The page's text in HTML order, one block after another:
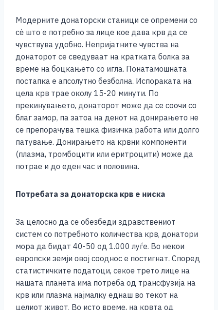
Модерните донаторски станици се опремени со
сè што е потребно за лице кое дава крв да се
чувствува удобно. Непријатните чувства на
донаторот се сведуваат на кратката болка за
време на боцкањето со игла. Понатамошната
постапка е апсолутно безболна. Испораката на
цела крв трае околу 15-20 минути. По
прекинувањето, донаторот може да се соочи со
благ замор, па затоа на денот на донирањето не
се препорачува тешка физичка работа или долго
патување. Донирањето на крвни компоненти
(плазма, тромбоцити или еритроцити) може да
потрае и до еден час и половина.
Потребата за донаторска крв е ниска
За целосно да се обезбеди здравствениот
систем со потребното количества крв, донатори
мора да бидат 40-50 од 1.000 луѓе. Во некои
европски земји овој сооднос е постигнат. Според
статистичките податоци, секое трето лице на
нашата планета има потреба од трансфузија на
крв или плазма најмалку еднаш во текот на
целиот живот. Во исто време, на крвта од